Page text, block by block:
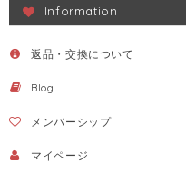
Information
返品・交換について
Blog
メンバーシップ
マイページ